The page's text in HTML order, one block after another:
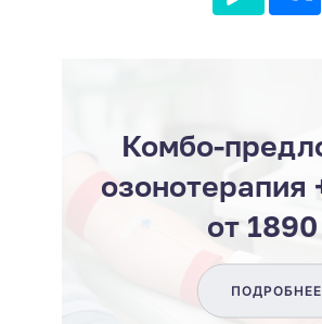
Комбо-
от
ПОДРОБНЕЕ